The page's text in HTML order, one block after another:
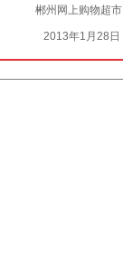
上购物超市
1月28日